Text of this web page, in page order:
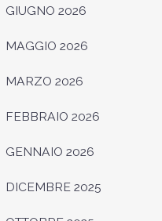
GIUGNO 2026
MAGGIO 2026
MARZO 2026
FEBBRAIO 2026
GENNAIO 2026
DICEMBRE 2025